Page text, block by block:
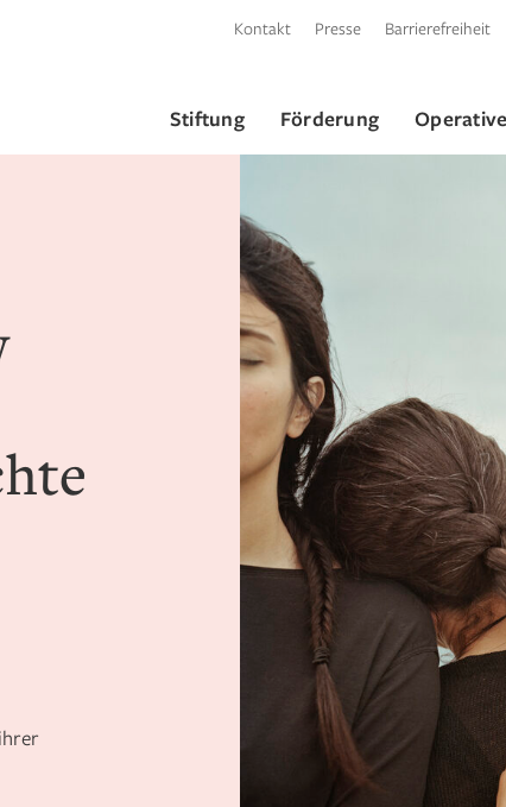
Kontakt Presse Barrierefreiheit
Stiftung Förderung